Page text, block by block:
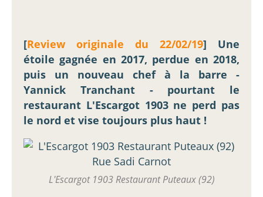
[Review originale du 22/02/19] Une
étoile gagnée en 2017, perdue en 2018,
puis un nouveau chef à la barre -
Yannick Tranchant - pourtant le
restaurant L'Escargot 1903 ne perd pas
le nord et vise toujours plus haut !
L'Escargot 1903 Restaurant Puteaux (92)